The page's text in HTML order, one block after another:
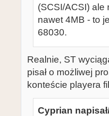
(SCSI/ACSI) ale
nawet 4MB - to
68030.
Realnie, ST
pisał o możliwej
konteście playera
Cyprian